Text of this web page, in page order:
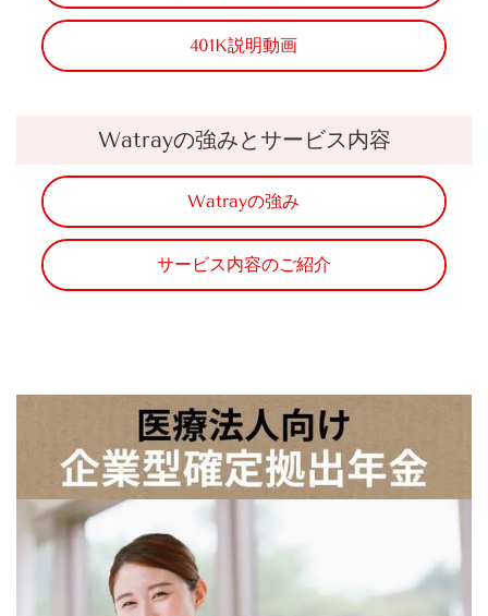
401K説明動画
Watrayの強みとサービス内容
Watrayの強み
サービス内容のご紹介